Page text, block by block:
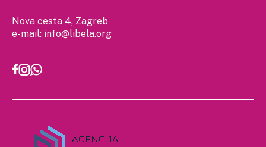
Nova cesta 4, Zagreb
e-mail: info@libela.org